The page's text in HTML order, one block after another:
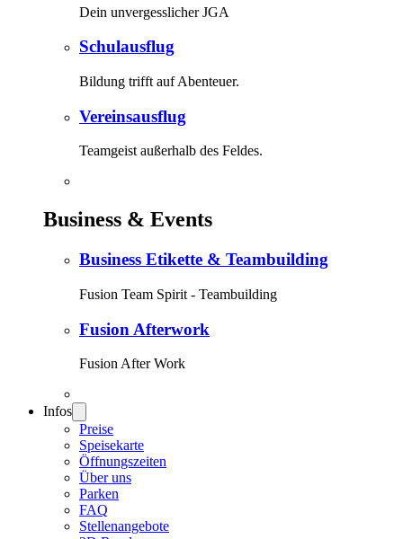
Dein unvergesslicher JGA
Schulausflug
Bildung trifft auf Abenteuer.
Vereinsausflug
Teamgeist außerhalb des Feldes.
Business & Events
Business Etikette & Teambuilding
Fusion Team Spirit - Teambuilding
Fusion Afterwork
Fusion After Work
Infos
Preise
Speisekarte
Öffnungszeiten
Über uns
Parken
FAQ
Stellenangebote